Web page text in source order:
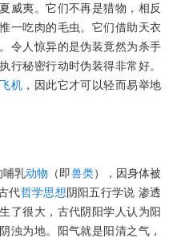
威夷。它们不再是猎物，相反
一吃肉的毛虫。它们借助天衣
令人惊异的是伪装竟然为杀手
行秘密行动时伪装得非常好。
飞机 ，因此它才可以轻而易举地
哺乳动物 （即兽类），因身体被
代哲学思想阴阳五行学说 渗透
了很大，古代阴阳学人认为阳
浊为地。阳气就是阳清之气，